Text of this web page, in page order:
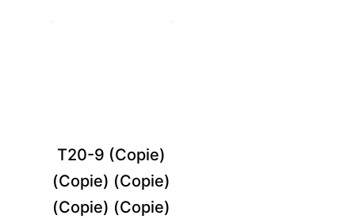
T20-9 (Copie)
(Copie) (Copie)
(Copie) (Copie)